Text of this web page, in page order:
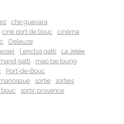
che guevara
ciné port de bouc
cinéma
Deleuze
l enclos gatti
La Jetée
gatti
mao tse toung
Port-de-Bouc
sortie
sorties
sortir provence